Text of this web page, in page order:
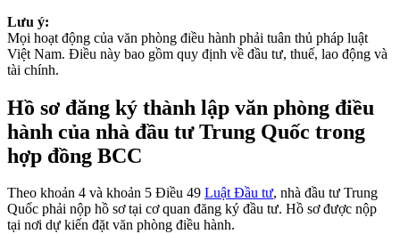
Lưu ý:
Mọi hoạt động của văn phòng điều hành phải tuân thủ pháp luật
Việt Nam. Điều này bao gồm quy định về đầu tư, thuế, lao động và
tài chính.
Hồ sơ đăng ký thành lập văn phòng điều
hành của nhà đầu tư Trung Quốc trong
hợp đồng BCC
Theo khoản 4 và khoản 5 Điều 49 Luật Đầu tư, nhà đầu tư Trung
Quốc phải nộp hồ sơ tại cơ quan đăng ký đầu tư. Hồ sơ được nộp
tại nơi dự kiến đặt văn phòng điều hành.